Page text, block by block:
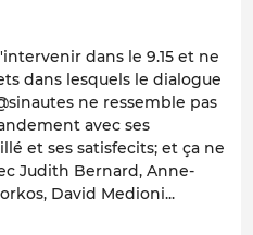
dans le 9.15 et ne
dans lesquels le dialogue
ne ressemble pas
avec ses
et ses satisfecits; et ça ne
Judith Bernard, Anne-
David Medioni...